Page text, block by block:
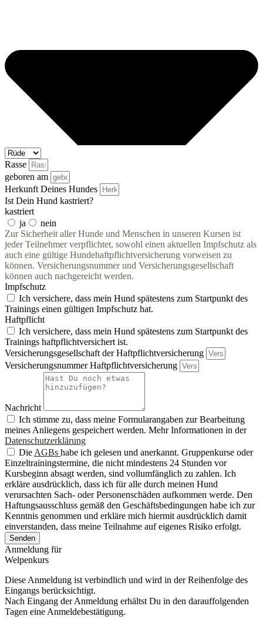
Rasse
geboren am
Herkunft Deines Hundes
Ist Dein Hund kastriert?
kastriert
ja
nein
Zur Sicherheit aller Hunde und Menschen in unseren Kursen ist
jeder Teilnehmer verpflichtet, sowohl einen aktuellen Impfschutz als
auch eine gültige Hundehaftpflichtversicherung vorweisen zu
können. Versicherungsnummer und Versicherungsgesellschaft
können auch nachgereicht werden.
Impfschutz
Ich versichere, dass mein Hund spätestens zum Startpunkt des
Trainings einen gültigen Impfschutz hat.
Haftpflicht
Ich versichere, dass mein Hund spätestens zum Startpunkt des
Trainings haftpflichtversichert ist.
Versicherungsgesellschaft der Haftpflichtversicherung
Versicherungsnummer Haftpflichtversicherung
Nachricht
Ich stimme zu, dass meine Formularangaben zur Bearbeitung
meines Anliegens gespeichert werden. Mehr Informationen in der
Datenschutzerklärung
Die AGBs habe ich gelesen und anerkannt. Gruppenkurse oder
Einzeltrainingstermine, die nicht mindestens 24 Stunden vor
Kursbeginn absagt werden, sind vollumfänglich zu zahlen. Ich
erkläre ausdrücklich, dass ich für alle durch meinen Hund
verursachten Sach- oder Personenschäden aufkommen werde. Den
Haftungsausschluss gemäß den Geschäftsbedingungen habe ich zur
Kenntnis genommen und erkläre mich hiermit ausdrücklich damit
einverstanden, dass meine Teilnahme auf eigenes Risiko erfolgt.
Senden
Anmeldung für
Welpenkurs
Diese Anmeldung ist verbindlich und wird in der Reihenfolge des
Eingangs berücksichtigt.
Nach Eingang der Anmeldung erhältst Du in den darauffolgenden
Tagen eine Anmeldebestätigung.